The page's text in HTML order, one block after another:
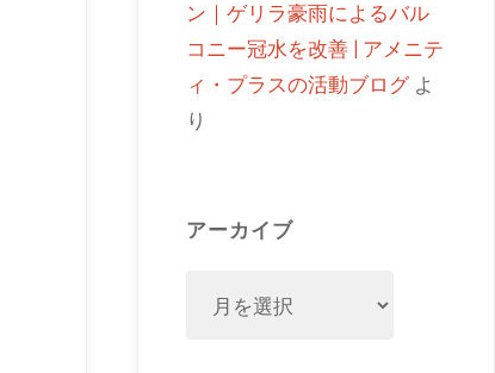
ン｜ゲリラ豪雨によるバル
コニー冠水を改善 | アメニテ
ィ・プラスの活動ブログよ
り
アーカイブ